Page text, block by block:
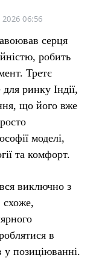
06:56
серця
робить
Третє
ринку Індії,
що його вже
моделі,
та комфорт.
виключно з
схоже,
в
у позиціюванні.